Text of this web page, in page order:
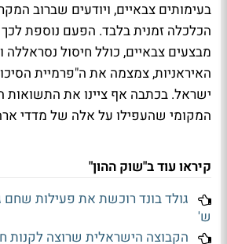
בעימותים צבאיים, ויודעים שברוב
הכלכלה זמנית בלבד. הפעם נוספת
מבצעים צבאיים, כולל חיסול
האיראניות, צמצמה את ה"פרמיית
ישראל. בכתבה אף ציינו את התשואות
המקומי שהעפילו על אלה של מדדי
קיראו עוד ב"שוק ההון"
ש'
הקבוצה הישראלית שרוצה לקנות